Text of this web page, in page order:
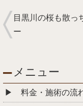
目黒川の桜も散っ
ー
メニュー
料金・施術の流